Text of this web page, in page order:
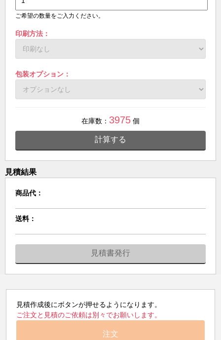
ご希望の数量をご入力ください。
印刷方法：
包装オプション：
在庫数： 3975 個
計算する
見積結果
商品代：
送料：
見積書発行
見積作成後にボタンが押せるようになります。
ご注文と見積のご依頼は別々でお願いします。
注文